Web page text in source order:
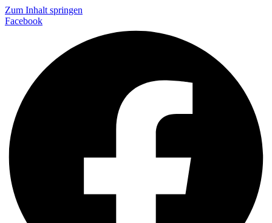
Zum Inhalt springen
Facebook